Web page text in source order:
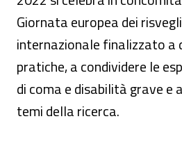
Giornata europea dei
internazionale finalizzato a
pratiche, a condividere le
di coma e disabilità grave e
temi della ricerca.